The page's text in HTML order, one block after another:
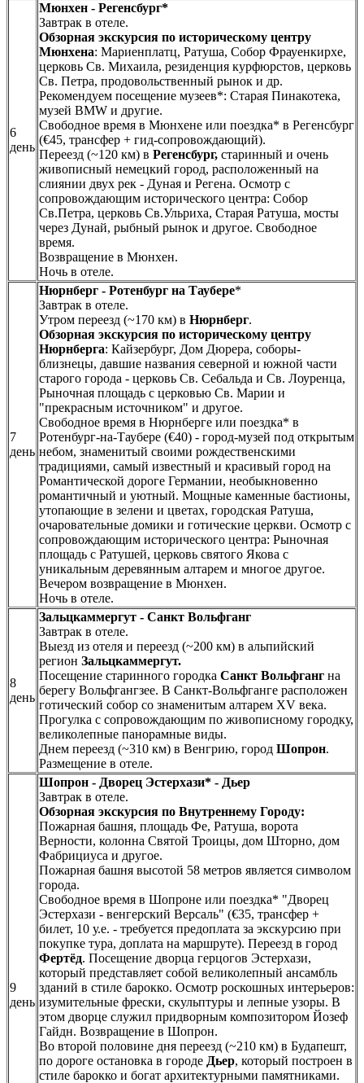
6
день
Мюнхен - Регенсбург*
Завтрак в отеле.
Обзорная экскурсия по историческому центру
Мюнхена: Мариенплатц, Ратуша, Собор Фрауенкирхе,
церковь Св. Михаила, резиденция курфюрстов, церковь
Св. Петра, продовольственный рынок и др.
Рекомендуем посещение музеев*: Старая Пинакотека,
музей BMW и другие.
Свободное время в Мюнхене или поездка* в Регенсбург
(€45, трансфер + гид-сопровождающий).
Переезд (~120 км) в Регенсбург, старинный и очень
живописный немецкий город, расположенный на
слиянии двух рек - Дуная и Регена. Осмотр с
сопровождающим исторического центра: Собор
Св.Петра, церковь Св.Ульриха, Старая Ратуша, мосты
через Дунай, рыбный рынок и другое. Свободное
время.
Возвращение в Мюнхен.
Ночь в отеле.
7
день
Нюрнберг - Ротенбург на Таубере*
Завтрак в отеле.
Утром переезд (~170 км) в Нюрнберг.
Обзорная экскурсия по историческому центру
Нюрнберга: Кайзербург, Дом Дюрера, соборы-
близнецы, давшие названия северной и южной части
старого города - церковь Св. Себальда и Св. Лоуренца,
Рыночная площадь с церковью Св. Марии и
"прекрасным источником" и другое.
Свободное время в Нюрнберге или поездка* в
Ротенбург-на-Таубере (€40) - город-музей под открытым
небом, знаменитый своими рождественскими
традициями, самый известный и красивый город на
Романтической дороге Германии, необыкновенно
романтичный и уютный. Мощные каменные бастионы,
утопающие в зелени и цветах, городская Ратуша,
очаровательные домики и готические церкви. Осмотр с
сопровождающим исторического центра: Рыночная
площадь с Ратушей, церковь святого Якова с
уникальным деревянным алтарем и многое другое.
Вечером возвращение в Мюнхен.
Ночь в отеле.
8
день
Зальцкаммергут - Санкт Вольфганг
Завтрак в отеле.
Выезд из отеля и переезд (~200 км) в альпийский
регион Зальцкаммергут.
Посещение старинного городка Санкт Вольфганг на
берегу Вольфгангзее. В Санкт-Вольфганге расположен
готический собор со знаменитым алтарем XV века.
Прогулка с сопровождающим по живописному городку,
великолепные панорамные виды.
Днем переезд (~310 км) в Венгрию, город Шопрон.
Размещение в отеле.
9
день
Шопрон - Дворец Эстерхази* - Дьер
Завтрак в отеле.
Обзорная экскурсия по Внутреннему Городу:
Пожарная башня, площадь Фе, Ратуша, ворота
Верности, колонна Святой Троицы, дом Шторно, дом
Фабрициуса и другое.
Пожарная башня высотой 58 метров является символом
города.
Свободное время в Шопроне или поездка* "Дворец
Эстерхази - венгерский Версаль" (€35, трансфер +
билет, 10 у.е. - требуется предоплата за экскурсию при
покупке тура, доплата на маршруте). Переезд в город
Фертёд. Посещение дворца герцогов Эстерхази,
который представляет собой великолепный ансамбль
зданий в стиле барокко. Осмотр роскошных интерьеров:
изумительные фрески, скульптуры и лепные узоры. В
этом дворце служил придворным композитором Йозеф
Гайдн. Возвращение в Шопрон.
Во второй половине дня переезд (~210 км) в Будапешт,
по дороге остановка в городе Дьер, который построен в
стиле барокко и богат архитектурными памятниками.